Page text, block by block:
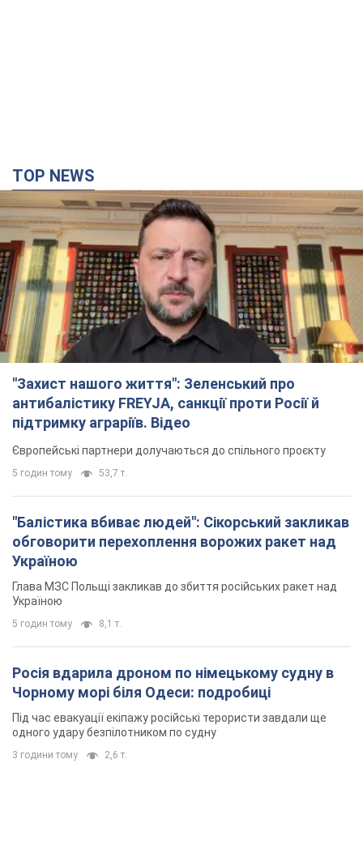
TOP NEWS
"Захист нашого життя": Зеленський про
антибалістику FREYJA, санкції проти Росії й
підтримку аграріїв. Відео
Європейські партнери долучаються до спільного проєкту
5 годин тому 53,7 т.
"Балістика вбиває людей": Сікорський закликав
обговорити перехоплення ворожих ракет над
Україною
Глава МЗС Польщі закликав до збиття російських ракет над
Україною
5 годин тому 8,1 т.
Росія вдарила дроном по німецькому судну в
Чорному морі біля Одеси: подробиці
Під час евакуації екіпажу російські терористи завдали ще
одного удару безпілотником по судну
3 години тому 2,6 т.